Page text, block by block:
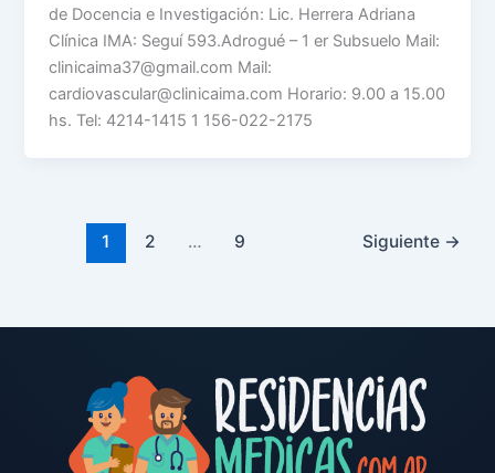
de Docencia e Investigación: Lic. Herrera Adriana
Clínica IMA: Seguí 593.Adrogué – 1 er Subsuelo Mail:
clinicaima37@gmail.com Mail:
cardiovascular@clinicaima.com Horario: 9.00 a 15.00
hs. Tel: 4214-1415 1 156-022-2175
1 2 … 9 Siguiente →